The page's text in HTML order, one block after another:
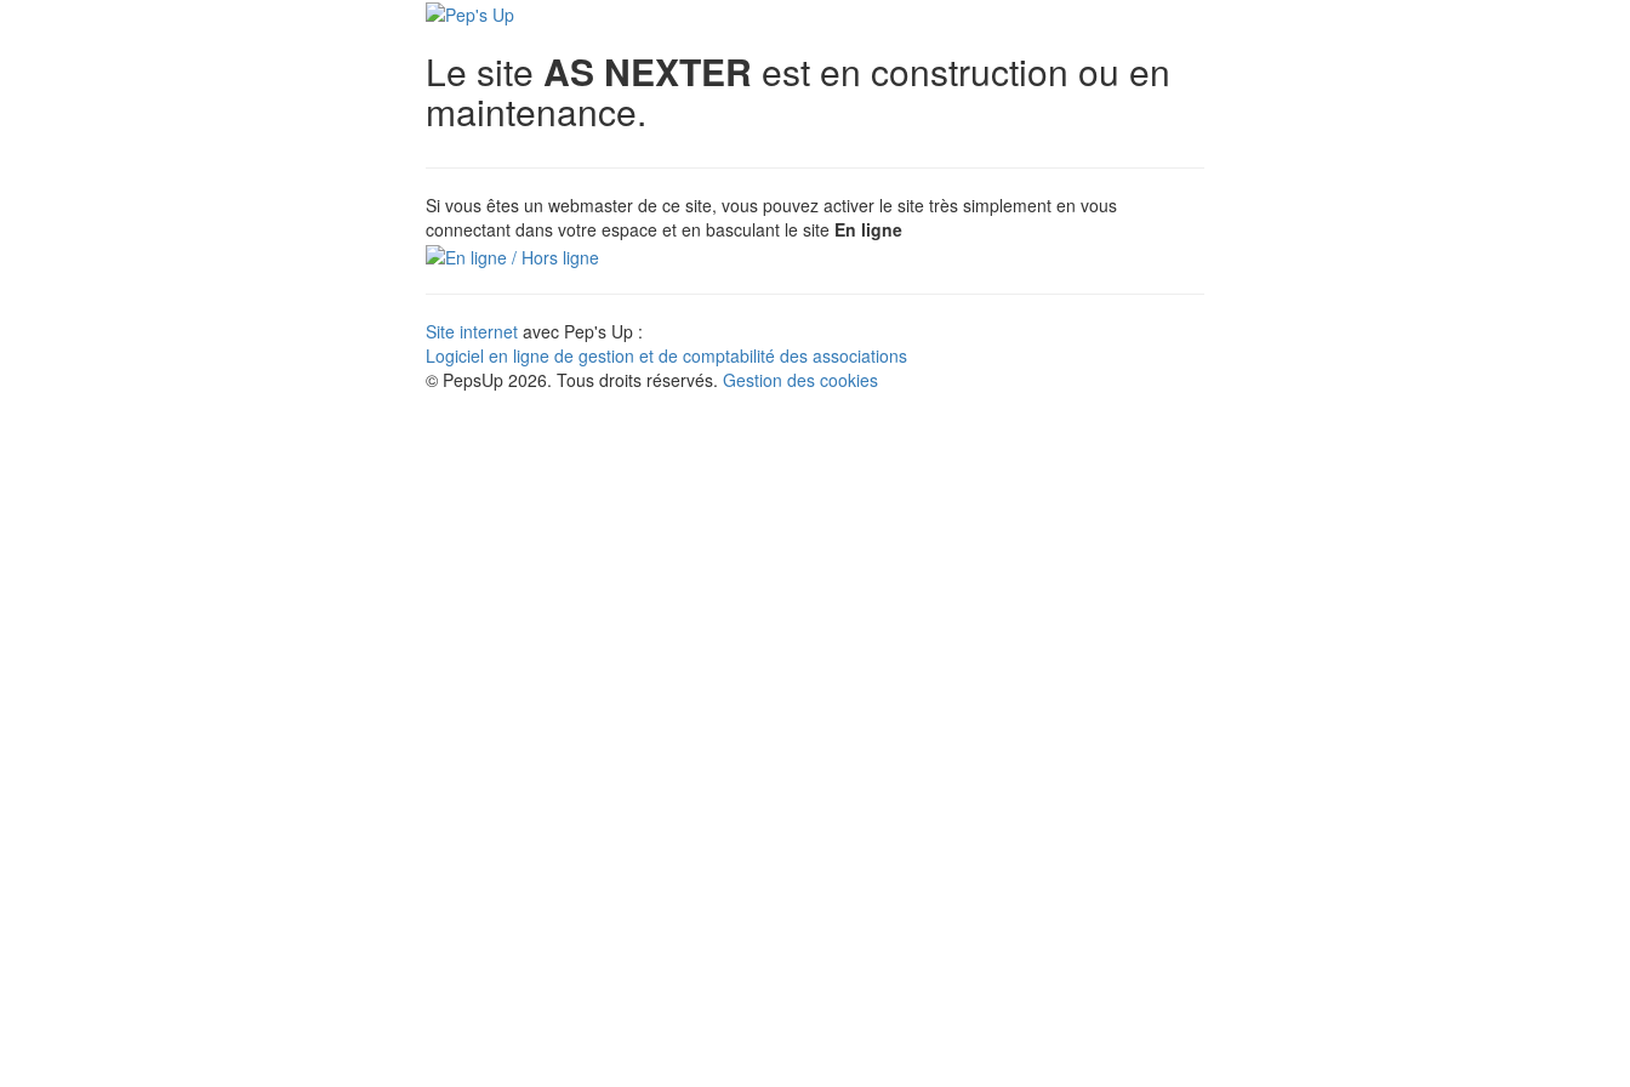
Le site AS NEXTER est en construction ou en
maintenance.
Si vous êtes un webmaster de ce site, vous pouvez activer le site très simplement en vous
connectant dans votre espace et en basculant le site En ligne
Site internet avec Pep's Up :
Logiciel en ligne de gestion et de comptabilité des associations
© PepsUp 2026. Tous droits réservés. Gestion des cookies